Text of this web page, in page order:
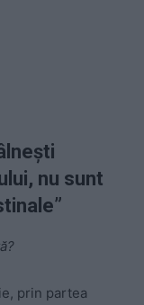
nu sunt
prin partea